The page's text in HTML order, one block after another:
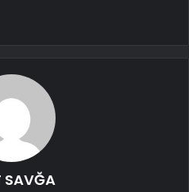
SAVĞA